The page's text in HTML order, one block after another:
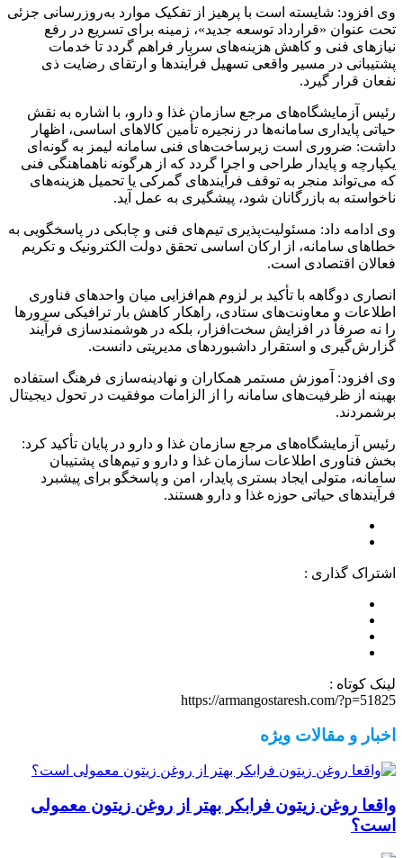
وی افزود: شایسته است با پرهیز از تفکیک موارد به‌روزرسانی جزئی
تحت عنوان «قرارداد توسعه جدید»، زمینه برای تسریع در رفع
نیازهای فنی و کاهش هزینه‌های سربار فراهم گردد تا خدمات
پشتیبانی در مسیر واقعی تسهیل فرآیندها و ارتقای رضایت ذی
نفعان قرار گیرد.
رئیس آزمایشگاه‌های مرجع سازمان غذا و دارو، با اشاره به نقش
حیاتی پایداری سامانه‌ها در زنجیره تأمین کالاهای اساسی، اظهار
داشت: ضروری است زیرساخت‌های فنی سامانه لیمز به‌ گونه‌ای
یکپارچه و پایدار طراحی و اجرا گردد که از هرگونه ناهماهنگی فنی
که می‌تواند منجر به توقف فرآیندهای گمرکی یا تحمیل هزینه‌های
ناخواسته به بازرگانان شود، پیشگیری به عمل آید.
وی ادامه داد: مسئولیت‌پذیری تیم‌های فنی و چابکی در پاسخگویی به
خطاهای سامانه، از ارکان اساسی تحقق دولت الکترونیک و تکریم
فعالان اقتصادی است.
انصاری دوگاهه با تأکید بر لزوم هم‌افزایی میان واحدهای فناوری
اطلاعات و معاونت‌های ستادی، راهکار کاهش بار ترافیکی سرورها
را نه صرفاً در افزایش سخت‌افزار، بلکه در هوشمندسازی فرآیند
گزارش‌گیری و استقرار داشبوردهای مدیریتی دانست.
وی افزود: آموزش مستمر همکاران و نهادینه‌سازی فرهنگ استفاده
بهینه از ظرفیت‌های سامانه را از الزامات موفقیت در تحول دیجیتال
برشمردند.
رئیس آزمایشگاه‌های مرجع سازمان غذا و دارو در پایان تأکید کرد:
بخش فناوری اطلاعات سازمان غذا و دارو و تیم‌های پشتیبان
سامانه، متولی ایجاد بستری پایدار، امن و پاسخگو برای پیشبرد
فرآیندهای حیاتی حوزه غذا و دارو هستند.
اشتراک گذاری :
لینک کوتاه :
https://armangostaresh.com/?p=51825
اخبار و مقالات ویژه
واقعا روغن زیتون فرابکر بهتر از روغن زیتون معمولی
است؟